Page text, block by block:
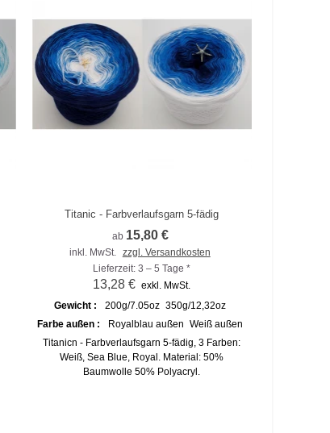
Zum Vergleich hinzufügen
Titanic - Farbverlaufsgarn 5-fädig
ab 15,80 €
inkl. MwSt. zzgl. Versandkosten
Lieferzeit: 3 – 5 Tage *
13,28 € exkl. MwSt.
Gewicht :
200g/7.05oz 350g/12,32oz
Farbe außen :
Royalblau außen Weiß außen
Titanicn - Farbverlaufsgarn 5-fädig, 3 Farben:
Weiß, Sea Blue, Royal. Material: 50%
Baumwolle 50% Polyacryl.